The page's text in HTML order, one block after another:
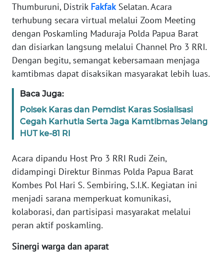
Thumburuni, Distrik FakfakSelatan. Acara
terhubung secara virtual melalui Zoom Meeting
dengan Poskamling Maduraja Polda Papua Barat
dan disiarkan langsung melalui Channel Pro 3 RRI.
Dengan begitu, semangat kebersamaan menjaga
kamtibmas dapat disaksikan masyarakat lebih luas.
Baca Juga:
Polsek Karas dan Pemdist Karas Sosialisasi
Cegah Karhutla Serta Jaga Kamtibmas Jelang
HUT ke-81 RI
Acara dipandu Host Pro 3 RRI Rudi Zein,
didampingi Direktur Binmas Polda Papua Barat
Kombes Pol Hari S. Sembiring, S.I.K. Kegiatan ini
menjadi sarana memperkuat komunikasi,
kolaborasi, dan partisipasi masyarakat melalui
peran aktif poskamling.
Sinergi warga dan aparat
WN
WN
BANTEN
WN
WN
KEPRI
WN
PAPUA
WN
PAPUA
WN